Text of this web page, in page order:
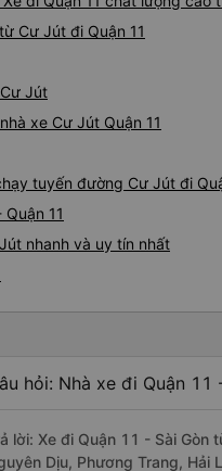
Cư Jút đi Quận 11
Jút
xe Cư Jút Quận 11
tuyến đường Cư Jút đi
11
nhanh và uy tín nhất
hỏi: Nhà xe đi Quận
lời: Xe đi Quận 11 - Sài
Dịu, Phương Trang, Hải